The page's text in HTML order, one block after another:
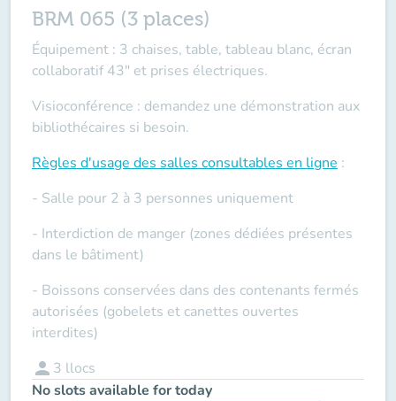
BRM 065 (3 places)
Équipement : 3 chaises, table, tableau blanc, écran
collaboratif 43" et prises électriques.
Visioconférence : demandez une démonstration aux
bibliothécaires si besoin.
Règles d'usage des salles consultables en ligne :
- Salle pour 2 à 3 personnes uniquement
- Interdiction de manger (zones dédiées présentes
dans le bâtiment)
- Boissons conservées dans des contenants fermés
autorisées (gobelets et canettes ouvertes
interdites)
person 3 llocs
No slots available for today